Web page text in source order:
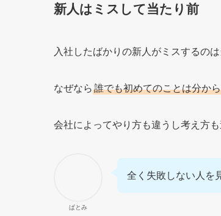
新人はミスして当たり前
入社したばかりの新人がミスするのは
なぜなら 誰でも初めてのことは分か
会社によってやり方も違うし考え方
ぱとみ
全く失敗しない人を